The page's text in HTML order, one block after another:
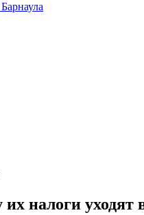
налоги уходят